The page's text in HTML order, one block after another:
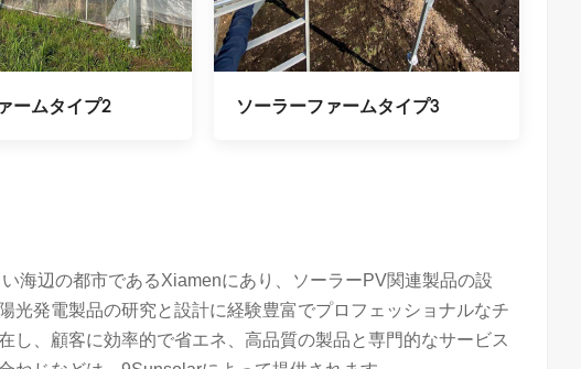
ームタイプ2 ソーラーファームタイプ3
海辺の都市であるXiamenにあり、ソーラーPV関連製品の設
光発電製品の研究と設計に経験豊富でプロフェッショナルなチ
し、顧客に効率的で省エネ、高品質の製品と専門的なサービス